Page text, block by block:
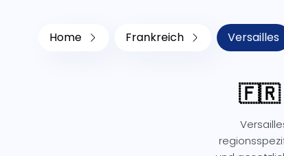
Home Frankreich Versailles
🇫🇷